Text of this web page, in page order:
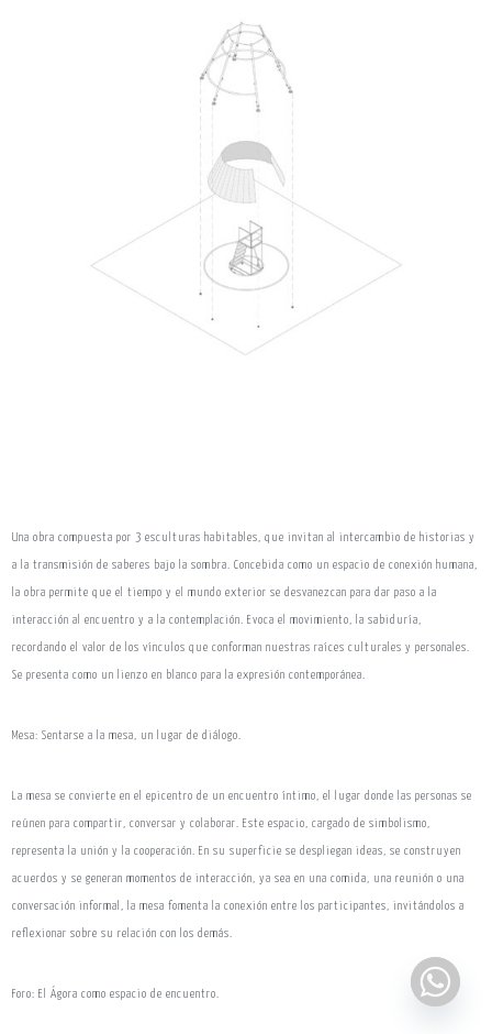
Una obra compuesta por 3 esculturas habitables, que invitan al intercambio de historias y
a la transmisión de saberes bajo la sombra. Concebida como un espacio de conexión humana,
la obra permite que el tiempo y el mundo exterior se desvanezcan para dar paso a la
interacción al encuentro y a la contemplación. Evoca el movimiento, la sabiduría,
recordando el valor de los vínculos que conforman nuestras raíces culturales y personales.
Se presenta como un lienzo en blanco para la expresión contemporánea.
Mesa: Sentarse a la mesa, un lugar de diálogo.
La mesa se convierte en el epicentro de un encuentro íntimo, el lugar donde las personas se
reúnen para compartir, conversar y colaborar. Este espacio, cargado de simbolismo,
representa la unión y la cooperación. En su superficie se despliegan ideas, se construyen
acuerdos y se generan momentos de interacción, ya sea en una comida, una reunión o una
conversación informal, la mesa fomenta la conexión entre los participantes, invitándolos a
reflexionar sobre su relación con los demás.
Foro: El Ágora como espacio de encuentro.